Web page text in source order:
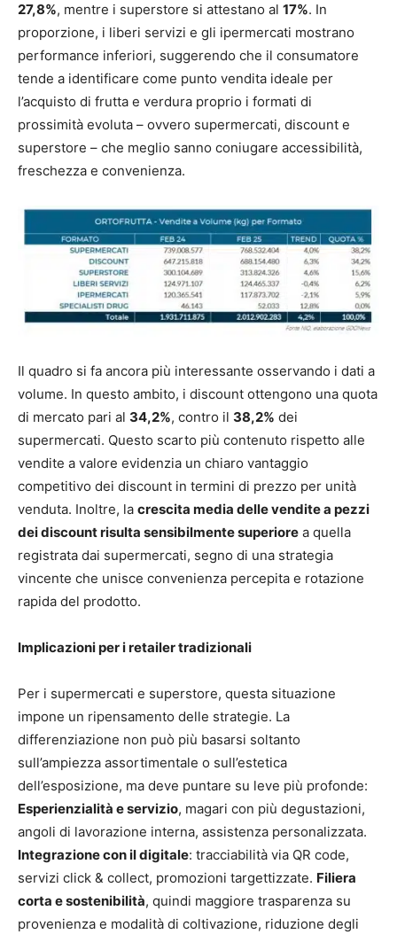
27,8%, mentre i superstore si attestano al 17%. In
proporzione, i liberi servizi e gli ipermercati mostrano
performance inferiori, suggerendo che il consumatore
tende a identificare come punto vendita ideale per
l’acquisto di frutta e verdura proprio i formati di
prossimità evoluta – ovvero supermercati, discount e
superstore – che meglio sanno coniugare accessibilità,
freschezza e convenienza.
Il quadro si fa ancora più interessante osservando i dati a
volume. In questo ambito, i discount ottengono una quota
di mercato pari al 34,2%, contro il 38,2% dei
supermercati. Questo scarto più contenuto rispetto alle
vendite a valore evidenzia un chiaro vantaggio
competitivo dei discount in termini di prezzo per unità
venduta. Inoltre, la crescita media delle vendite a pezzi
dei discount risulta sensibilmente superiore a quella
registrata dai supermercati, segno di una strategia
vincente che unisce convenienza percepita e rotazione
rapida del prodotto.
Implicazioni per i retailer tradizionali
Per i supermercati e superstore, questa situazione
impone un ripensamento delle strategie. La
differenziazione non può più basarsi soltanto
sull’ampiezza assortimentale o sull’estetica
dell’esposizione, ma deve puntare su leve più profonde:
Esperienzialità e servizio, magari con più degustazioni,
angoli di lavorazione interna, assistenza personalizzata.
Integrazione con il digitale: tracciabilità via QR code,
servizi click & collect, promozioni targettizzate. Filiera
corta e sostenibilità, quindi maggiore trasparenza su
provenienza e modalità di coltivazione, riduzione degli